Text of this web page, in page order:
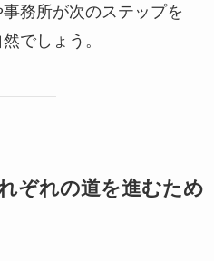
務所が次のステップを
でしょう。
ぞれの道を進むため